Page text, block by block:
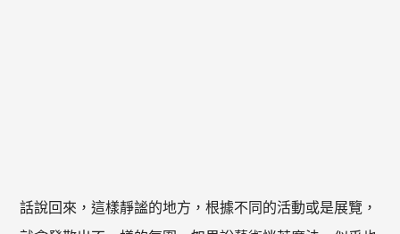
話說回來，這樣靜謐的地方，根據不同的活動或是展覽，